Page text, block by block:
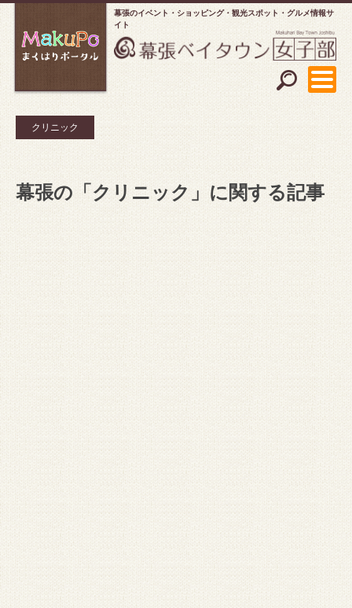
幕張のイベント・ショッピング
観光スポット・グルメ情報サ
イト
クリニック
幕張の「クリニック」に関する記事